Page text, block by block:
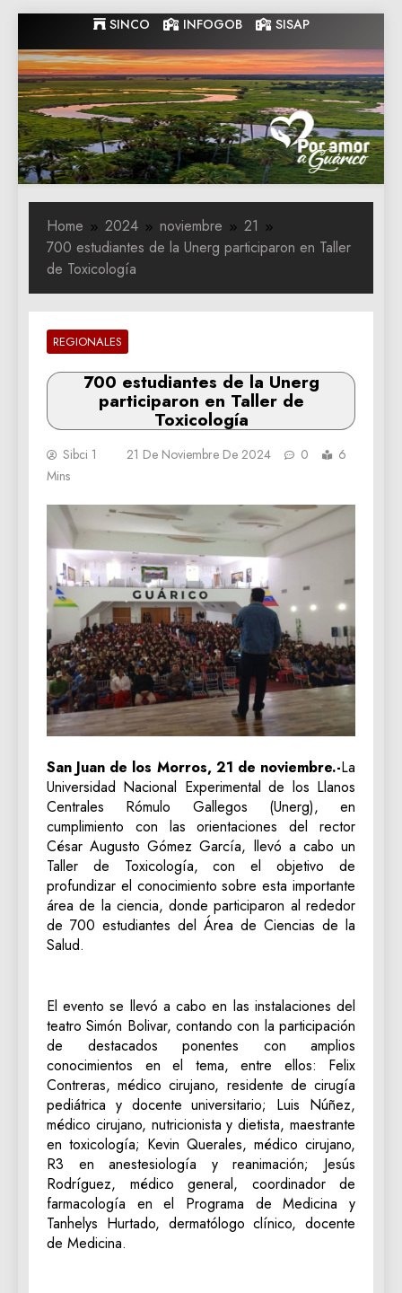
to
content
SINCO INFOGOB SISAP
Gobernacion
de Guarico
Gobernacion de Guarico
Home 2024 noviembre
21
700 estudiantes de la Unerg participaron en Taller
de Toxicología
REGIONALES
700 estudiantes de la Unerg
participaron en Taller de
Toxicología
Sibci 1 21 De Noviembre De 2024 0
6
Mins
San Juan de los Morros, 21 de noviembre.-La
Universidad Nacional Experimental de los Llanos
Centrales Rómulo Gallegos (Unerg), en
cumplimiento con las orientaciones del rector
César Augusto Gómez García, llevó a cabo un
Taller de Toxicología, con el objetivo de
profundizar el conocimiento sobre esta importante
área de la ciencia, donde participaron al rededor
de 700 estudiantes del Área de Ciencias de la
Salud.
El evento se llevó a cabo en las instalaciones del
teatro Simón Bolivar, contando con la participación
de destacados ponentes con amplios
conocimientos en el tema, entre ellos: Felix
Contreras, médico cirujano, residente de cirugía
pediátrica y docente universitario; Luis Núñez,
médico cirujano, nutricionista y dietista, maestrante
en toxicología; Kevin Querales, médico cirujano,
R3 en anestesiología y reanimación; Jesús
Rodríguez, médico general, coordinador de
farmacología en el Programa de Medicina y
Tanhelys Hurtado, dermatólogo clínico, docente
de Medicina.